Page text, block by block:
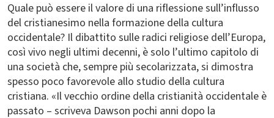
Quale può essere il valore di una riflessione sull’influsso
del cristianesimo nella formazione della cultura
occidentale? Il dibattito sulle radici religiose dell’Europa,
così vivo negli ultimi decenni, è solo l’ultimo capitolo di
una società che, sempre più secolarizzata, si dimostra
spesso poco favorevole allo studio della cultura
cristiana. «Il vecchio ordine della cristianità occidentale è
passato – scriveva Dawson pochi anni dopo la